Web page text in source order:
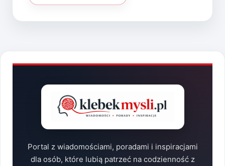
ZAJĘCIA
SENSORYCZNEJ
Portal z wiadomościami, poradami i inspiracjami
dla osób, które lubią patrzeć na codzienność z